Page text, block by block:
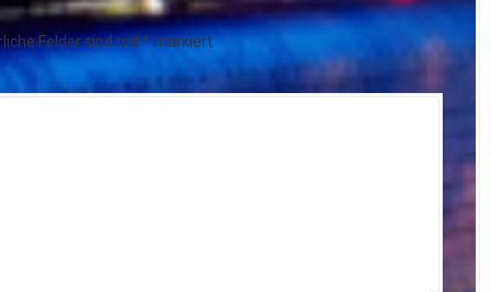
Felder sind mit*markiert